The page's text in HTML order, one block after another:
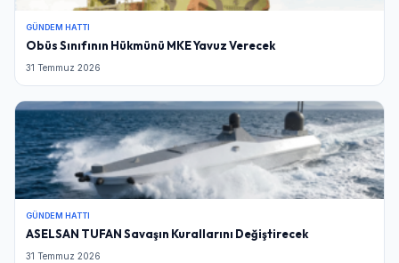
GÜNDEM HATTI
Obüs Sınıfının Hükmünü MKE Yavuz Verecek
31 Temmuz 2026
GÜNDEM HATTI
ASELSAN TUFAN Savaşın Kurallarını Değiştirecek
31 Temmuz 2026